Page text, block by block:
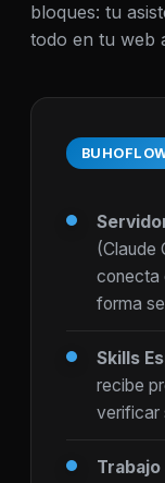
bloques: tu
todo en tu web
(Claude
conecta
forma
Skills
recibe
verificar